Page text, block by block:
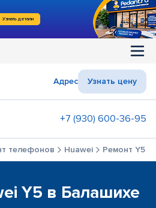
Узнать детали
Адрес Узнать цену
+7 (930) 600-36-95
телефонов Huawei Ремонт Y5
Y5 в Балашихе